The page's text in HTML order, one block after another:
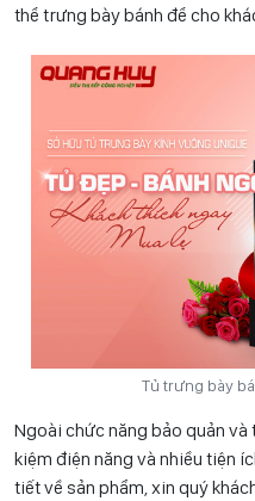
thể trưng bày bánh để cho
Tủ trưng bày
Ngoài chức năng bảo quản
kiệm điện năng và nhiều tiện
tiết về sản phẩm, xin quý